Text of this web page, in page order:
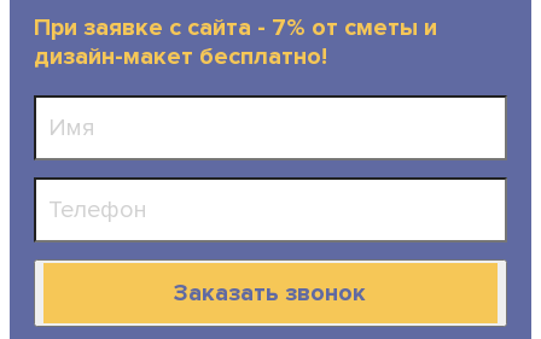
При заявке с сайта - 7% от сметы и
дизайн-макет бесплатно!
Заказать звонок